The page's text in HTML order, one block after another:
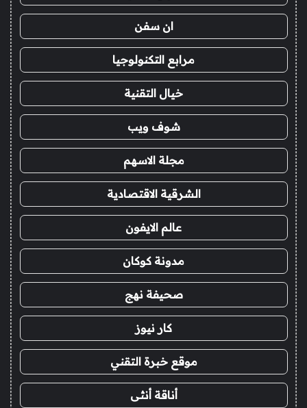
ان سفن
مرابع التكنولوجيا
خيال التقنية
شوف ويب
مجلة الاسهم
الشرقية الاقتصادية
عالم الايفون
مدونة كوكان
صحيفة نهج
كار نيوز
موقع خبرة التقني
أناقة أنثى